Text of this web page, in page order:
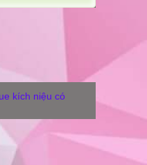
kích niệu có